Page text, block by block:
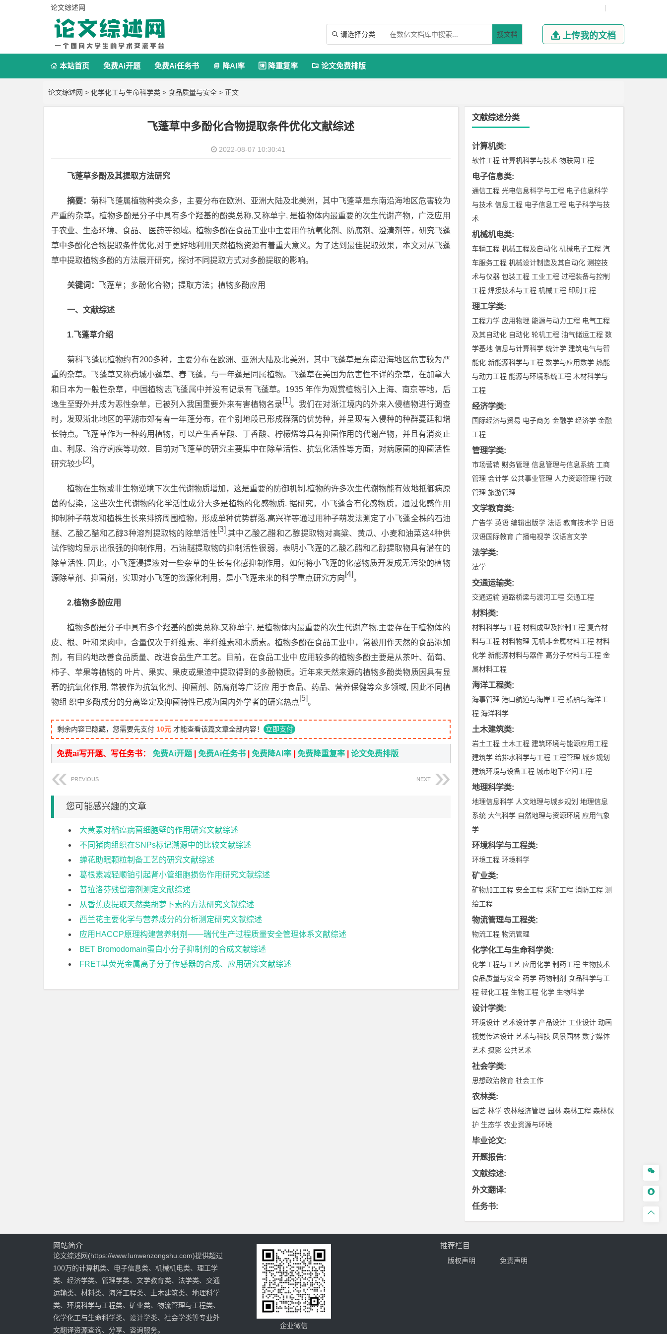
论文综述网 |
 请选择分类 搜文档  上传我的文档
 本站首页 免费Ai开题 免费Ai任务书  降AI率  降重复率  论文免费排版
论文综述网 > 化学化工与生命科学类 > 食品质量与安全 > 正文
飞蓬草中多酚化合物提取条件优化文献综述
2022-08-07 10:30:41
飞蓬草多酚及其提取方法研究
摘要： 菊科飞蓬属植物种类众多，主要分布在欧洲、亚洲大陆及北美洲，其中飞蓬草是东南沿海地区危害较为
严重的杂草。植物多酚是分子中具有多个羟基的酚类总称,又称单宁, 是植物体内最重要的次生代谢产物，广泛应用
于农业、生态环境、食品、 医药等领域。植物多酚在食品工业中主要用作抗氧化剂、防腐剂、澄清剂等，研究飞蓬
草中多酚化合物提取条件优化,对于更好地利用天然植物资源有着重大意义。为了达到最佳提取效果，本文对从飞蓬
草中提取植物多酚的方法展开研究，探讨不同提取方式对多酚提取的影响。
关键词： 飞蓬草；多酚化合物；提取方法；植物多酚应用
一、文献综述
1.飞蓬草介绍
菊科飞蓬属植物约有200多种，主要分布在欧洲、亚洲大陆及北美洲，其中飞蓬草是东南沿海地区危害较为严
重的杂草。飞蓬草又称费城小蓬草、春飞蓬，与一年蓬是同属植物。飞蓬草在美国为危害性不详的杂草，在加拿大
和日本为一般性杂草，中国植物志飞蓬属中并没有记录有飞蓬草。1935 年作为观赏植物引入上海、南京等地，后
逸生至野外并成为恶性杂草，已被列入我国重要外来有害植物名录[1]。我们在对浙江境内的外来入侵植物进行调查
时，发现浙北地区的平湖市郊有春一年蓬分布，在个别地段已形成群落的优势种，并呈现有入侵种的种群蔓延和增
长特点。飞蓬草作为一种药用植物，可以产生香草酸、丁香酸、柠檬烯等具有抑菌作用的代谢产物，并且有消炎止
血、利尿、治疗痢疾等功效．目前对飞蓬草的研究主要集中在除草活性、抗氧化活性等方面，对病原菌的抑菌活性
研究较少[2]。
植物在生物或非生物逆境下次生代谢物质增加，这是重要的防御机制.植物的许多次生代谢物能有效地抵御病原
菌的侵染，这些次生代谢物的化学活性成分大多是植物的化感物质. 据研究，小飞蓬含有化感物质，通过化感作用
抑制种子萌发和植株生长来排挤周围植物，形成单种优势群落.高兴祥等通过用种子萌发法测定了小飞蓬全株的石油
醚、乙酸乙醋和乙醇3种溶剂提取物的除草活性[3].其中乙酸乙醋和乙醇提取物对高粱、黄瓜、小麦和油菜这4种供
试作物均显示出很强的抑制作用，石油醚提取物的抑制活性很弱，表明小飞蓬的乙酸乙醋和乙醇提取物具有潜在的
除草活性. 因此，小飞蓬浸提液对一些杂草的生长有化感抑制作用，如何将小飞蓬的化感物质开发成无污染的植物
源除草剂、抑菌剂，实现对小飞蓬的资源化利用，是小飞蓬未来的科学重点研究方向[4]。
2.植物多酚应用
植物多酚是分子中具有多个羟基的酚类总称,又称单宁, 是植物体内最重要的次生代谢产物,主要存在于植物体的
皮、根、叶和果肉中，含量仅次于纤维素、半纤维素和木质素。植物多酚在食品工业中，常被用作天然的食品添加
剂，有目的地改善食品质量、改进食品生产工艺。目前，在食品工业中 应用较多的植物多酚主要是从茶叶、葡萄、
柿子、苹果等植物的 叶片、果实、果皮或果渣中提取得到的多酚物质。近年来天然来源的植物多酚类物质因具有显
著的抗氧化作用, 常被作为抗氧化剂、抑菌剂、防腐剂等广泛应 用于食品、药品、营养保健等众多领域, 因此不同植
物组 织中多酚成分的分离鉴定及抑菌特性已成为国内外学者的研究热点[5]。
剩余内容已隐藏，您需要先支付 10元 才能查看该篇文章全部内容！ 立即支付
免费ai写开题、写任务书： 免费Ai开题 免费Ai任务书 免费降AI率 免费降重复率 论文免费排版
PREVIOUS NEXT
您可能感兴趣的文章
大黄素对稻瘟病菌细胞壁的作用研究文献综述
不同猪肉组织在SNPs标记溯源中的比较文献综述
蝉花助眠颗粒制备工艺的研究文献综述
葛根素减轻顺铂引起肾小管细胞损伤作用研究文献综述
普拉洛芬残留溶剂测定文献综述
从香蕉皮提取天然类胡萝卜素的方法研究文献综述
西兰花主要化学与营养成分的分析测定研究文献综述
应用HACCP原理构建营养制剂——瑞代生产过程质量安全管理体系文献综述
BET Bromodomain蛋白小分子抑制剂的合成文献综述
FRET基荧光金属离子分子传感器的合成、应用研究文献综述
文献综述分类
计算机类:
软件工程 计算机科学与技术 物联网工程
电子信息类:
通信工程 光电信息科学与工程 电子信息科学
与技术 信息工程 电子信息工程 电子科学与技
术
机械机电类:
车辆工程 机械工程及自动化 机械电子工程 汽
车服务工程 机械设计制造及其自动化 测控技
术与仪器 包装工程 工业工程 过程装备与控制
工程 焊接技术与工程 机械工程 印刷工程
理工学类:
工程力学 应用物理 能源与动力工程 电气工程
及其自动化 自动化 轮机工程 油气储运工程 数
学基地 信息与计算科学 统计学 建筑电气与智
能化 新能源科学与工程 数学与应用数学 热能
与动力工程 能源与环境系统工程 木材科学与
工程
经济学类:
国际经济与贸易 电子商务 金融学 经济学 金融
工程
管理学类:
市场营销 财务管理 信息管理与信息系统 工商
管理 会计学 公共事业管理 人力资源管理 行政
管理 旅游管理
文学教育类:
广告学 英语 编辑出版学 法语 教育技术学 日语
汉语国际教育 广播电视学 汉语言文学
法学类:
法学
交通运输类:
交通运输 道路桥梁与渡河工程 交通工程
材料类:
材料科学与工程 材料成型及控制工程 复合材
料与工程 材料物理 无机非金属材料工程 材料
化学 新能源材料与器件 高分子材料与工程 金
属材料工程
海洋工程类:
海事管理 港口航道与海岸工程 船舶与海洋工
程 海洋科学
土木建筑类:
岩土工程 土木工程 建筑环境与能源应用工程
建筑学 给排水科学与工程 工程管理 城乡规划
建筑环境与设备工程 城市地下空间工程
地理科学类:
地理信息科学 人文地理与城乡规划 地理信息
系统 大气科学 自然地理与资源环境 应用气象
学
环境科学与工程类:
环境工程 环境科学
矿业类:
矿物加工工程 安全工程 采矿工程 消防工程 测
绘工程
物流管理与工程类:
物流工程 物流管理
化学化工与生命科学类:
化学工程与工艺 应用化学 制药工程 生物技术
食品质量与安全 药学 药物制剂 食品科学与工
程 轻化工程 生物工程 化学 生物科学
设计学类:
环境设计 艺术设计学 产品设计 工业设计 动画
视觉传达设计 艺术与科技 风景园林 数字媒体
艺术 摄影 公共艺术
社会学类:
思想政治教育 社会工作
农林类:
园艺 林学 农林经济管理 园林 森林工程 森林保
护 生态学 农业资源与环境
毕业论文:
开题报告:
文献综述:
外文翻译:
任务书:



网站简介
论文综述网(https://www.lunwenzongshu.com)提供超过
100万的计算机类、电子信息类、机械机电类、理工学
类、经济学类、管理学类、文学教育类、法学类、交通
运输类、材料类、海洋工程类、土木建筑类、地理科学
类、环境科学与工程类、矿业类、物流管理与工程类、
化学化工与生命科学类、设计学类、社会学类等专业外
文翻译资源查询、分享、咨询服务。
企业微信
推荐栏目
版权声明 免责声明